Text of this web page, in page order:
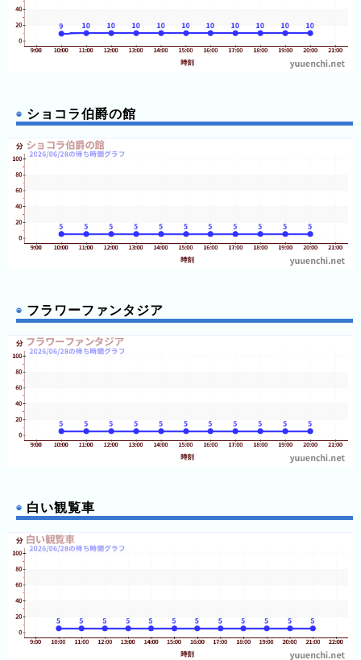
島
シ
ー
ス
ハ
イ
ラ
ク
み
う
り
さ
が
ショコラ伯爵の館
フラワーファンタジア
白い観覧車